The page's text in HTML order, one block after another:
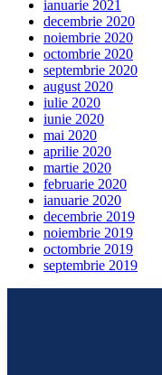
ianuarie 2021
decembrie 2020
noiembrie 2020
octombrie 2020
septembrie 2020
august 2020
iulie 2020
iunie 2020
mai 2020
aprilie 2020
martie 2020
februarie 2020
ianuarie 2020
decembrie 2019
noiembrie 2019
octombrie 2019
septembrie 2019